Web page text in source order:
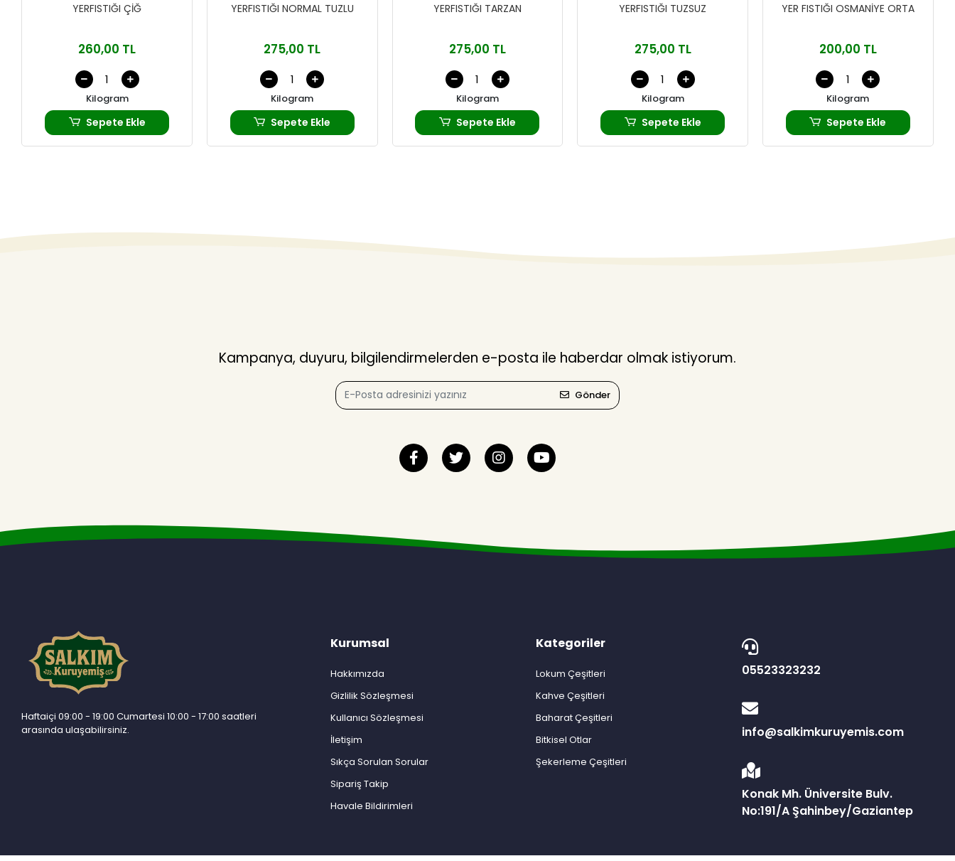
YERFISTIĞI ÇİĞ
260,00 TL
Kilogram
Sepete Ekle
YERFISTIĞI NORMAL TUZLU
275,00 TL
Kilogram
Sepete Ekle
YERFISTIĞI TARZAN
275,00 TL
Kilogram
Sepete Ekle
YERFISTIĞI TUZSUZ
275,00 TL
Kilogram
Sepete Ekle
YER FISTIĞI OSMANİYE ORTA
200,00 TL
Kilogram
Sepete Ekle
Kampanya, duyuru, bilgilendirmelerden e-posta ile haberdar olmak istiyorum.
Gönder
Haftaiçi 09:00 - 19:00 Cumartesi 10:00 - 17:00 saatleri
arasında ulaşabilirsiniz.
Kurumsal
Hakkımızda
Gizlilik Sözleşmesi
Kullanıcı Sözleşmesi
İletişim
Sıkça Sorulan Sorular
Sipariş Takip
Havale Bildirimleri
Kategoriler
Lokum Çeşitleri
Kahve Çeşitleri
Baharat Çeşitleri
Bitkisel Otlar
Şekerleme Çeşitleri
05523323232
info@salkimkuruyemis.com
Konak Mh. Üniversite Bulv.
No:191/A Şahinbey/Gaziantep